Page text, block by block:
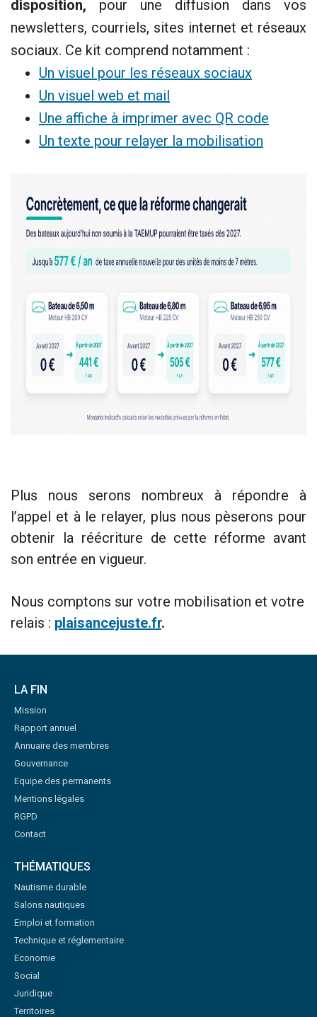
disposition, pour une diffusion dans
vos
newsletters, courriels, sites internet et réseaux
sociaux. Ce kit comprend notamment :
Un visuel pour les réseaux sociaux
Un visuel web et mail
Une affiche à imprimer avec QR code
Un texte pour relayer la mobilisation
Plus nous serons nombreux à répondre à
l’appel et à le relayer, plus nous pèserons pour
obtenir la réécriture de cette réforme avant
son entrée en vigueur.
Nous comptons sur votre mobilisation et votre
relais : plaisancejuste.fr.
LA FIN
Mission
Rapport annuel
Annuaire des membres
Gouvernance
Equipe des permanents
Mentions légales
RGPD
Contact
THÉMATIQUES
Nautisme durable
Salons nautiques
Emploi et formation
Technique et réglementaire
Economie
Social
Juridique
Territoires